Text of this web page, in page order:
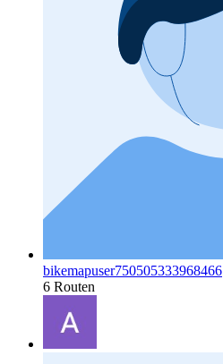
bikemapuser750505333968466
6 Routen